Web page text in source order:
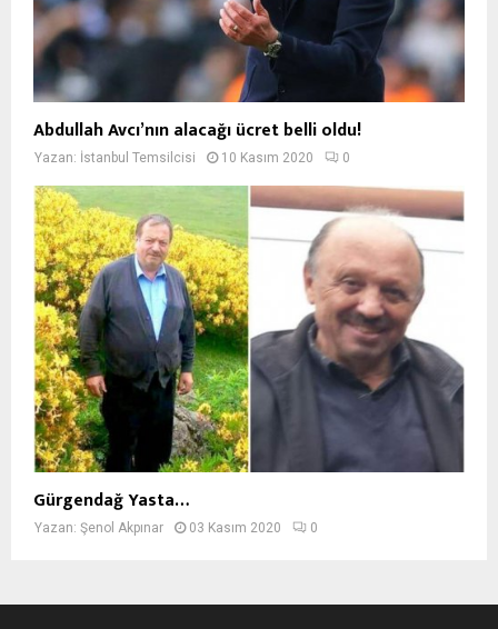
Abdullah Avcı’nın alacağı ücret belli oldu!
Yazan: İstanbul Temsilcisi 10 Kasım 2020 0
Gürgendağ Yasta…
Yazan: Şenol Akpınar 03 Kasım 2020 0